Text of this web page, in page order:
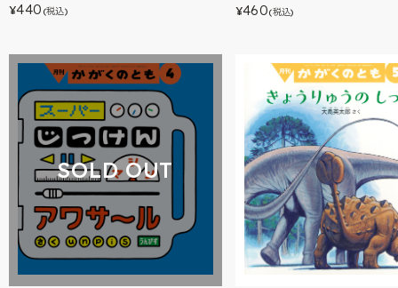
¥440 (税込) ¥460(税込)
SOLD OUT